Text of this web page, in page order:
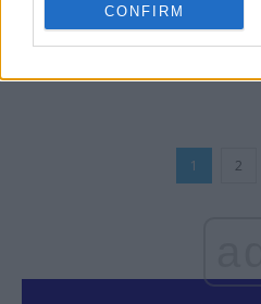
CONFIRM
Veniturile secretizate
180.000 de euro pe an
1 2